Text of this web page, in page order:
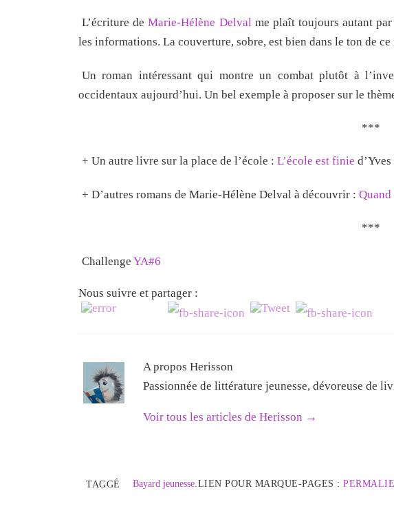
L’écriture deMarie-Hélène Delvalme plaît toujours autant
les informations. La couverture, sobre, est bien dans le ton de ce
Un roman intéressant qui montre un combat plutôt à
occidentaux aujourd’hui. Un bel exemple à proposer sur le
***
+ Un autre livre sur la place de l’école : L’école est finie
+ D’autres romans de Marie-Hélène Delval à découvrir : Quand
***
Challenge YA#6
Nous suivre et partager :
A propos Herisson
Passionnée de littérature jeunesse, dévoreuse de
Voir tous les articles de Herisson →
TAGGÉ Bayard jeunesse.LIEN POUR MARQUE-PAGES :